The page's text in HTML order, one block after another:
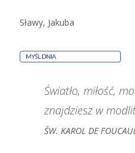
Sławy, Jakuba
Światło, miłość,
znajdziesz w
ŚW. KAROL DE